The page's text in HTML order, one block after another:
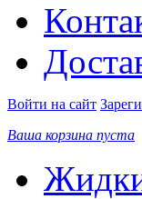
Войти на сайт
Ваша корзина пуста